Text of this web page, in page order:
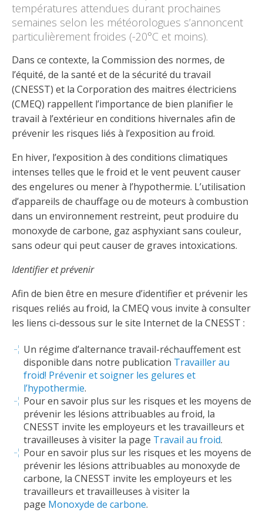
Découvrez notre campagne de
sensibilisation
Trouver un entrepreneur
Déposer une plainte
Faire affaire avec un maître électricien
Comment choisir un entrepreneur électricien
Taux horaires de référence pour des travaux
d’électricité en construction
Attention : Licence obligatoire
Outils pratiques
Déposer une plainte
Outils contre les tactiques illégales
Outils pour votre sécurité électrique
Inspection des travaux électriques
Découvrir l'espace Entrepreneurs
électriciens
Hydro-Québec
Ce
lien
s’ouvrira
une
nouvelle
fenêtre
Quiz de la semaine
Avantages et privilèges
pour les membres
Ressources informationnelles
Identification des véhicules et des documents
Taux horaires de référence pour des travaux
d’électricité en construction
Tarifs et contre-tarifs douaniers
Outils pratiques
Outils et calculateurs
Qui fait quoi?
Découvrir l'espace Devenir
entrepreneur
Service Démarrer une entreprise
Ce
lien
s’ouvrira
une
nouvelle
fenêtre
Documents
Formulaires, guides et autres documents
informatifs
Demande de délivrance ou de modification d’une
licence d’entrepreneur
Admission à la CMEQ
Ressources informationnelles
Calendriers d'examen
Formulaires, guides et autres documents
informatifs
Foire aux questions sur la qualification
professionnelle
Service Démarrer une entreprise
Ce
lien
s’ouvrira
dans
une
Découvrir l'espace La CMEQ
À propos de la CMEQ
Mission et historique
Instances décisionnelles
Comités de la CMEQ
Le personnel de la CMEQ
Rapports et documentation
Rapports annuels de la CMEQ
Logo et normes graphiques
Annonces et publications
Annonceurs (trousse médias)
Actualités
Événements
Découvrir l'espace Formation continue
Déclarer mes heures de FCO
Ce
lien
s’ouvrira
une
nouvelle
fenêtre
Centre d'expertise et de formation
À propos
Offre de formation de la CMEQ
Perfectionnement de la main-d’œuvre
Mars, mois de la formation
Logos formation continue
Formations continue obligatoire
Obligation de formation des répondants
Suivre et déclarer ses heures de formations
Vidéos sur la formation continue obligatoire (FCO)
Foire aux questions obligation de formation des
répondants
températures attendues durant prochaines
semaines selon les météorologues s’annoncent
particulièrement froides (-20°C et moins).
Dans ce contexte, la Commission des normes, de
l’équité, de la santé et de la sécurité du travail
(CNESST) et la Corporation des maitres électriciens
(CMEQ) rappellent l’importance de bien planifier le
travail à l’extérieur en conditions hivernales afin de
prévenir les risques liés à l’exposition au froid.
En hiver, l’exposition à des conditions climatiques
intenses telles que le froid et le vent peuvent causer
des engelures ou mener à l’hypothermie. L’utilisation
d’appareils de chauffage ou de moteurs à combustion
dans un environnement restreint, peut produire du
monoxyde de carbone, gaz asphyxiant sans couleur,
sans odeur qui peut causer de graves intoxications.
Identifier et prévenir
Afin de bien être en mesure d’identifier et prévenir les
risques reliés au froid, la CMEQ vous invite à consulter
les liens ci-dessous sur le site Internet de la CNESST :
Un régime d’alternance travail-réchauffement est
disponible dans notre publication Travailler au
froid! Prévenir et soigner les gelures et
l’hypothermie.
Pour en savoir plus sur les risques et les moyens de
prévenir les lésions attribuables au froid, la
CNESST invite les employeurs et les travailleurs et
travailleuses à visiter la page Travail au froid.
Pour en savoir plus sur les risques et les moyens de
prévenir les lésions attribuables au monoxyde de
carbone, la CNESST invite les employeurs et les
travailleurs et travailleuses à visiter la
page Monoxyde de carbone.